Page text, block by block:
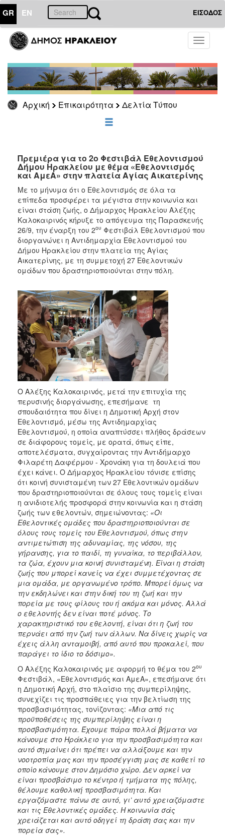
GR EN ΕΙΣΟΔΟΣ
Toggle
Αρχική Επικαιρότητα Δελτία Τύπου
ΕΠΙΚΑΙΡΟΤΗΤΑ
Τύπου
Αρχείο
ΕΠΙΣΚΕΠΤΗΣ
ΗΡΑΚΛΕΙΟ
Πρεμιέρα για το 2ο Φεστιβάλ Εθελοντισμού
Δήμου Ηρακλείου με θέμα «Εθελοντισμός
και ΑμεΑ» στην πλατεία Αγίας Αικατερίνης
Με το μήνυμα ότι ο Εθελοντισμός σε όλα τα
επίπεδα προσφέρει τα μέγιστα στην κοινωνία και
είναι στάση ζωής, ο Δήμαρχος Ηρακλείου Αλέξης
Καλοκαιρινός κήρυξε το απόγευμα της Παρασκευής
26/9, την έναρξη του 2ου Φεστιβάλ Εθελοντισμού που
διοργανώνει η Αντιδημαρχία Εθελοντισμού του
Δήμου Ηρακλείου στην πλατεία της Αγίας
Αικατερίνης, με τη συμμετοχή 27 Εθελοντικών
ομάδων που δραστηριοποιούνται στην πόλη.
Ο Αλέξης Καλοκαιρινός, μετά την επιτυχία της
περυσινής διοργάνωσης, επεσήμανε τη
σπουδαιότητα που δίνει η Δημοτική Αρχή στον
Εθελοντισμό, μέσω της Αντιδημαρχίας
Εθελοντισμού, η οποία αναπτύσσει πλήθος δράσεων
σε διάφορους τομείς, με ορατά, όπως είπε,
αποτελέσματα, συγχαίροντας την Αντιδήμαρχο
Φιλαρέτη Δαφέρμου - Χρονάκη για τη δουλειά που
έχει κάνει. Ο Δήμαρχος Ηρακλείου τόνισε επίσης
ότι κοινή συνισταμένη των 27 Εθελοντικών ομάδων
που δραστηριοποιούνται σε όλους τους τομείς είναι
η ανιδιοτελής προσφορά στην κοινωνία και η στάση
ζωής των εθελοντών, σημειώνοντας: «Οι
Εθελοντικές ομάδες που δραστηριοποιούνται σε
όλους τους τομείς του Εθελοντισμού, όπως στην
αντιμετώπιση της αδυναμίας, της νόσου, της
γήρανσης, για το παιδί, τη γυναίκα, το περιβάλλον,
τα ζώα, έχουν μια κοινή συνισταμένη. Είναι η στάση
ζωής που μπορεί κανείς να έχει συμμετέχοντας σε
μια ομάδα, με οργανωμένο τρόπο. Μπορεί όμως να
την εκδηλώνει και στην δική του τη ζωή και την
πορεία με τους φίλους του ή ακόμα και μόνος. Αλλά
o εθελοντής δεν είναι ποτέ μόνος. Το
χαρακτηριστικό του εθελοντή, είναι ότι η ζωή του
περνάει από την ζωή των άλλων. Να δίνεις χωρίς να
έχεις άλλη ανταμοιβή, από αυτό που προκαλεί, που
παράγει το ίδιο το δόσιμο».
Ο Αλέξης Καλοκαιρινός με αφορμή το θέμα του 2ου
Φεστιβάλ, «Εθελοντισμός και ΑμεΑ», επεσήμανε ότι
η Δημοτική Αρχή, στο πλαίσιο της συμπερίληψης,
συνεχίζει τις προσπάθειες για την βελτίωση της
προσβασιμότητας, τονίζοντας: «Μια από τις
προϋποθέσεις της συμπερίληψης είναι η
προσβασιμότητα. Έχουμε πάρα πολλά βήματα να
κάνουμε στο Ηράκλειο για την προσβασιμότητα και
αυτό σημαίνει ότι πρέπει να αλλάξουμε και την
νοοτροπία μας και την προσέγγιση μας σε καθετί το
οποίο κάνουμε στον Δημόσιο χώρο. Δεν αρκεί να
είναι προσβάσιμο το κέντρο ή τμήματα της πόλης,
θέλουμε καθολική προσβασιμότητα. Και
εργαζόμαστε πάνω σε αυτό, γι’ αυτό χρειαζόμαστε
και τις Εθελοντικές ομάδες. Η κοινωνία σάς
χρειάζεται και αυτό οδηγεί τη δράση σας και την
πορεία σας».